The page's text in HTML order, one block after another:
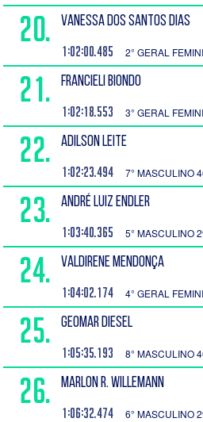
20. VANESSA DOS SANTOS DIAS
1:02:00.485 2° GERAL
21. FRANCIELI BIONDO
1:02:18.553 3° GERAL
22. ADILSON LEITE
1:02:23.494 7° MASCULINO
23. ANDRÉ LUIZ ENDLER
1:03:40.365 5° MASCULINO
24. VALDIRENE MENDONÇA
1:04:02.174 4° GERAL
25. GEOMAR DIESEL
1:05:35.193 8° MASCULINO
26. MARLON R. WILLEMANN
1:06:32.474 6° MASCULINO